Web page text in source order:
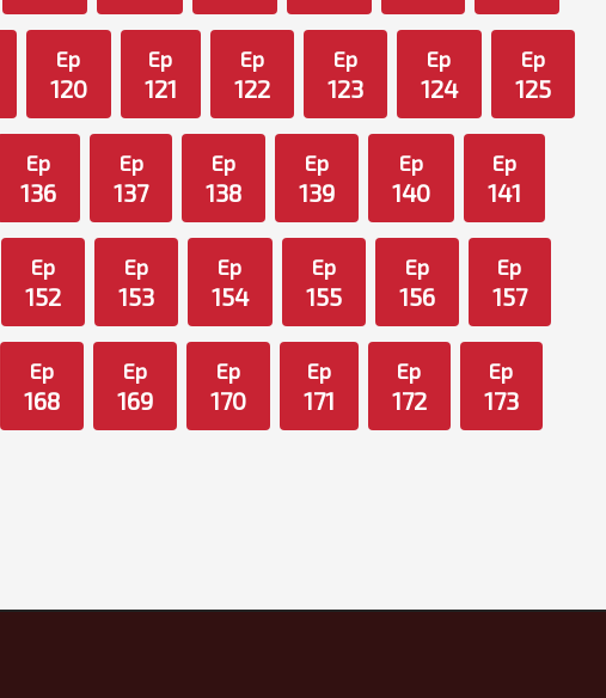
Ep
120
Ep
121
Ep
122
Ep
123
Ep
124
Ep
125
Ep
136
Ep
137
Ep
138
Ep
139
Ep
140
Ep
141
Ep
152
Ep
153
Ep
154
Ep
155
Ep
156
Ep
157
Ep
168
Ep
169
Ep
170
Ep
171
Ep
172
Ep
173